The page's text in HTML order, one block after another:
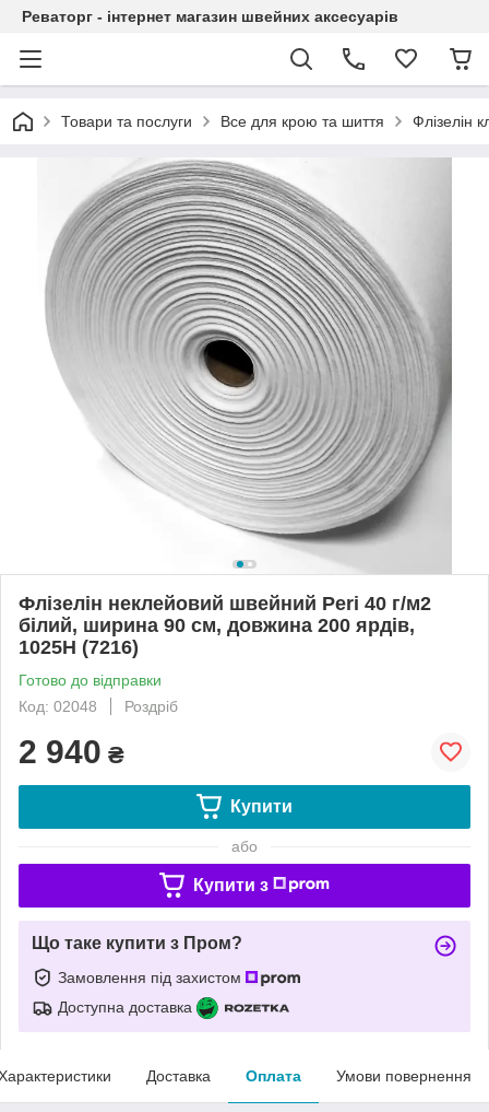
Реваторг - інтернет магазин швейних аксесуарів
Товари та послуги Все для крою та шиття Флізелін
Флізелін неклейовий швейний Peri 40 г/м2
білий, ширина 90 см, довжина 200 ярдів,
1025H (7216)
Готово до відправки
Код: 02048
Роздріб
2 940 ₴
Купити
або
Купити з
Що таке купити з Пром?
Замовлення під захистом
Доступна доставка
Доставка Оплата Умови повернення